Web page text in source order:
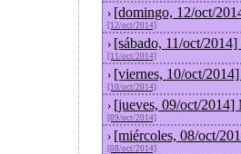
› [domingo, 12/oct/
[12/oct/2014]
› [sábado, 11/oct/
[11/oct/2014]
› [viernes, 10/oct/
[10/oct/2014]
› [jueves, 09/oct/2014]
[09/oct/2014]
› [miércoles, 08/oct/
[08/oct/2014]